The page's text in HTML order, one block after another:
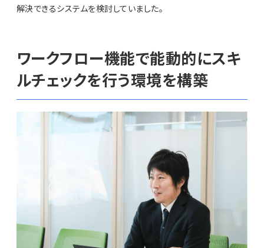
解決できるシステムを検討していました。
ワークフロー機能で能動的にスキ
ルチェックを行う環境を構築